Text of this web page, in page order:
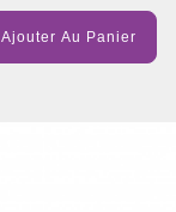
Ajouter Au Panier